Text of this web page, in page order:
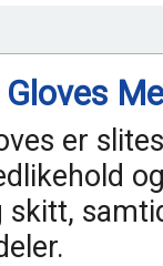
er
skitt,